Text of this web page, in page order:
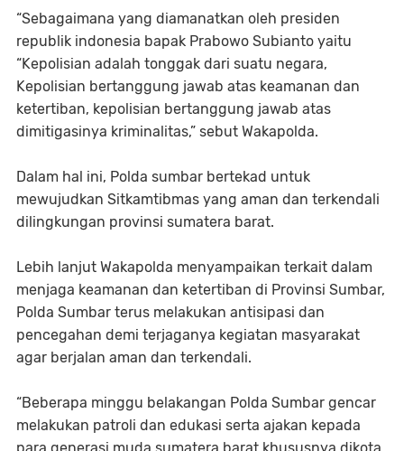
“Sebagaimana yang diamanatkan oleh presiden
republik indonesia bapak Prabowo Subianto yaitu
“Kepolisian adalah tonggak dari suatu negara,
Kepolisian bertanggung jawab atas keamanan dan
ketertiban, kepolisian bertanggung jawab atas
dimitigasinya kriminalitas,” sebut Wakapolda.
Dalam hal ini, Polda sumbar bertekad untuk
mewujudkan Sitkamtibmas yang aman dan terkendali
dilingkungan provinsi sumatera barat.
Lebih lanjut Wakapolda menyampaikan terkait dalam
menjaga keamanan dan ketertiban di Provinsi Sumbar,
Polda Sumbar terus melakukan antisipasi dan
pencegahan demi terjaganya kegiatan masyarakat
agar berjalan aman dan terkendali.
“Beberapa minggu belakangan Polda Sumbar gencar
melakukan patroli dan edukasi serta ajakan kepada